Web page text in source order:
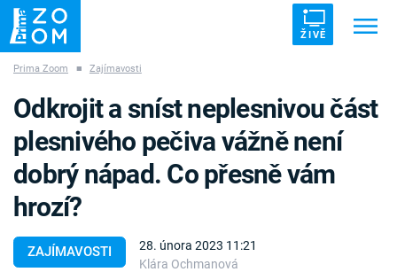
ŽIVĚ
ZÁHADY VETŘELCI DÁVNOVĚKU
Témata
Prima Zoom ■ Zajímavosti
ZAJÍMAVOSTI
28. února 2023 11:21
Klára Ochmanová
Odkrojit a sníst neplesnivou část
plesnivého pečiva vážně není
dobrý nápad. Co přesně vám
hrozí?